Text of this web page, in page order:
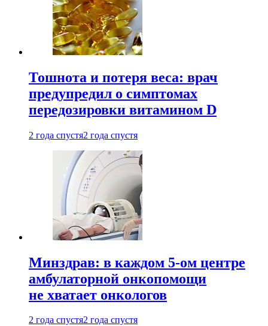
Тошнота и потеря веса: врач
предупредил о симптомах
передозировки витамином D
2 года спустя2 года спустя
Минздрав: в каждом 5-ом центре
амбулаторной онкопомощи
не хватает онкологов
2 года спустя2 года спустя